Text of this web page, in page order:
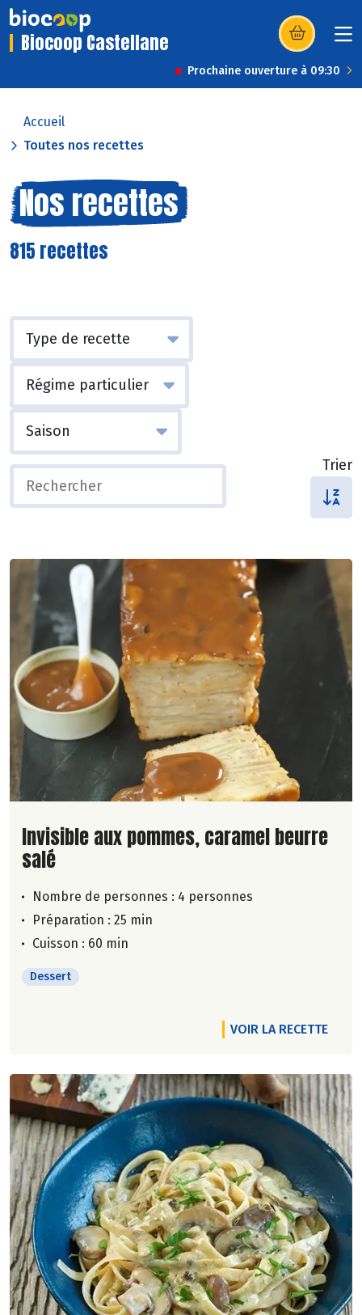
Biocoop Castellane (s’ouvre dans
Prochaine ouverture à 09:30
Accueil
Toutes nos recettes
Nos recettes
815 recettes
Trier
Lire la suite de la recette
Invisible aux pommes, caramel beurre
salé
Nombre de personnes : 4 personnes
Préparation : 25 min
Cuisson : 60 min
Dessert
VOIR LA RECETTE